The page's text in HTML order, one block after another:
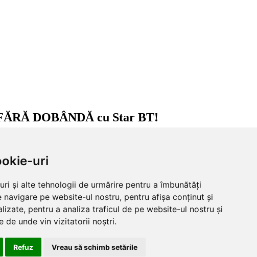
uri
și alte tehnologii de urmărire pentru a îmbunătăți
navigare pe website-ul nostru, pentru afișa conținut și
pentru a analiza traficul de pe website-ul nostru și
de unde vin vizitatorii noștri.
Refuz Vreau să schimb setările
DOBÂNDĂ cu Star BT!
social media